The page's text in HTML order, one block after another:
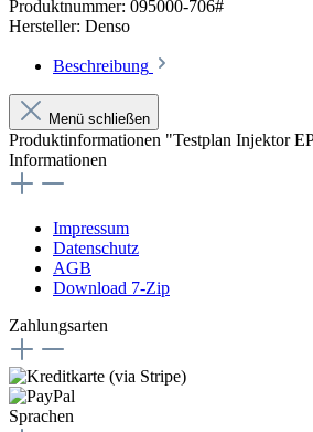
Produktnummer: 095000-706#
Hersteller: Denso
Beschreibung
Menü schließen
Produktinformationen "Testplan Injektor
Informationen
Impressum
Datenschutz
AGB
Download 7-Zip
Zahlungsarten
Sprachen